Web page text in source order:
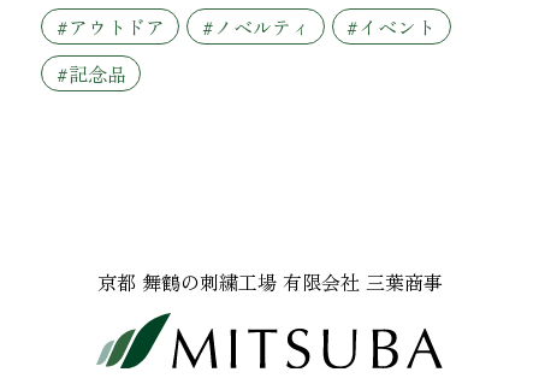
#アウトドア
#ノベルティ
#イベント
#記念品
京都 舞鶴の刺繍工場 有限会社 三葉商事